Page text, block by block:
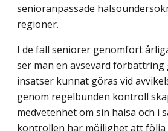
senioranpassade
regioner.
I de fall seniorer genomfört
ser man en avsevärd
insatser kunnat göras vid
genom regelbunden kontroll
medvetenhet om sin hälsa och i
kontrollen har möjlighet att följa